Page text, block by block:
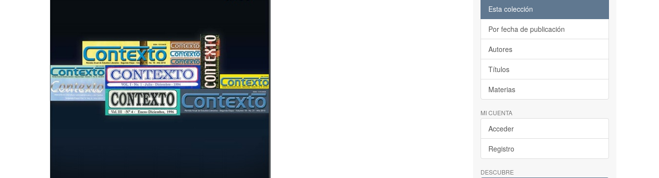
Esta colección
Por fecha de publicación
Autores
Títulos
Materias
MI CUENTA
Acceder
Registro
DESCUBRE